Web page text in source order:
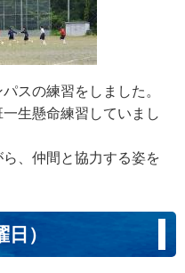
スの練習をしました。
生懸命練習していまし
、仲間と協力する姿を
）